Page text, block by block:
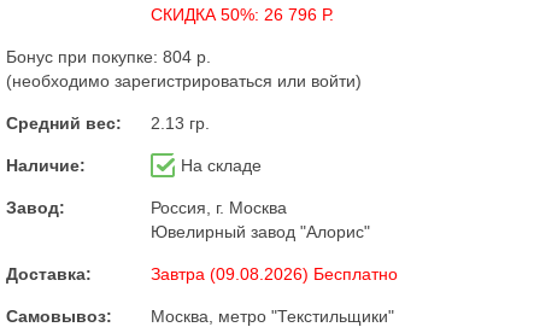
СКИДКА 50%: 26 796 Р.
Бонус при покупке: 804 р.
(необходимо зарегистрироваться или войти)
Средний вес: 2.13 гр.
Наличие: На складе
Завод:
Россия, г. Москва
Ювелирный завод "Алорис"
Доставка: Завтра (09.08.2026) Бесплатно
Самовывоз: Москва, метро "Текстильщики"